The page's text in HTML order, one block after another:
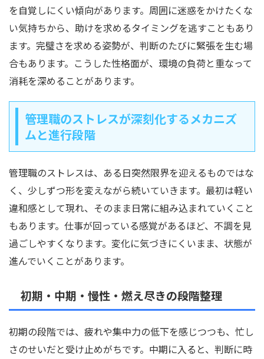
を自覚しにくい傾向があります。周囲に迷惑をかけたくな
い気持ちから、助けを求めるタイミングを逃すこともあり
ます。完璧さを求める姿勢が、判断のたびに緊張を生む場
合もあります。こうした性格面が、環境の負荷と重なって
消耗を深めることがあります。
管理職のストレスが深刻化するメカニズ
ムと進行段階
管理職のストレスは、ある日突然限界を迎えるものではな
く、少しずつ形を変えながら続いていきます。最初は軽い
違和感として現れ、そのまま日常に組み込まれていくこと
もあります。仕事が回っている感覚があるほど、不調を見
過ごしやすくなります。変化に気づきにくいまま、状態が
進んでいくことがあります。
初期・中期・慢性・燃え尽きの段階整理
初期の段階では、疲れや集中力の低下を感じつつも、忙し
さのせいだと受け止めがちです。中期に入ると、判断に時